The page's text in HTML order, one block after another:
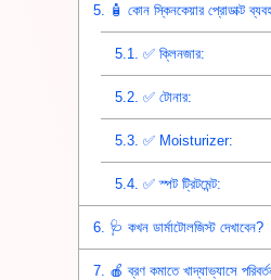
5. 🧴 কোন স্কিনকেয়ার প্রোডাক্ট
5.1. ✅ ক্লিনজার:
5.2. ✅ টোনার:
5.3. ✅ Moisturizer:
5.4. ✅ স্পট ট্রিটমেন্ট:
6. 🩺 কখন ডার্মাটোলজিস্ট দেখাবেন?
7. 🍎 ব্রণ কমাতে খাদ্যাভ্যাসে